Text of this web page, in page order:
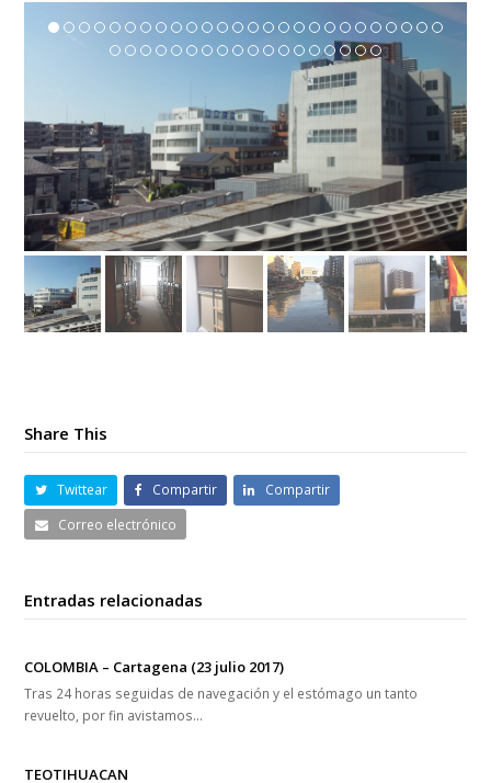
Share This
Twittear Compartir
Compartir
Correo electrónico
Entradas relacionadas
COLOMBIA – Cartagena (23 julio 2017)
Tras 24 horas seguidas de navegación y el estómago un tanto
revuelto, por fin avistamos…
TEOTIHUACAN